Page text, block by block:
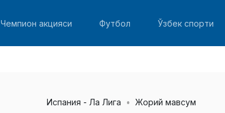
Чемпион акцияси Футбол Ўзбек спорти
Испания - Ла Лига Жорий мавсум